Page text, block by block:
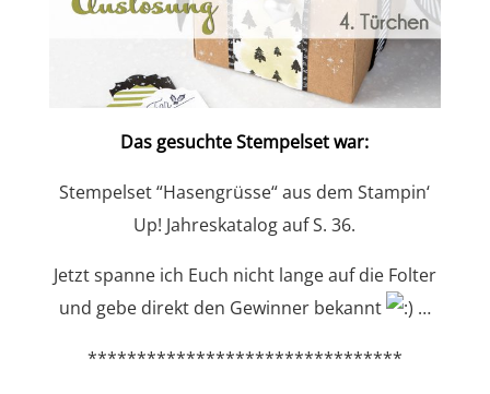
Das gesuchte Stempelset war:
Stempelset “Hasengrüsse“ aus dem Stampin‘
Up! Jahreskatalog auf S. 36.
Jetzt spanne ich Euch nicht lange auf die Folter
und gebe direkt den Gewinner bekannt
…
********************************